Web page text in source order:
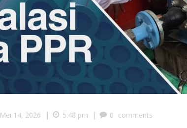
Mei 14, 2026 | 5:48 pm | 0 comments